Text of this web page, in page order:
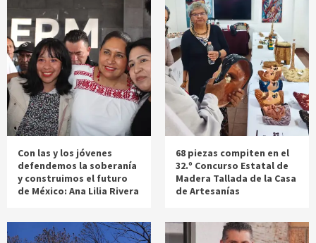
Con las y los jóvenes
defendemos la soberanía
y construimos el futuro
de México: Ana Lilia Rivera
68 piezas compiten en el
32.º Concurso Estatal de
Madera Tallada de la Casa
de Artesanías